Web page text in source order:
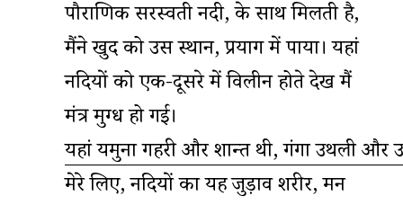
पौराणिक सरस्वती नदी, के साथ मिलती है,
मैंने खुद को उस स्थान, प्रयाग में पाया। यहां
नदियों को एक-दूसरे में विलीन होते देख मैं
मंत्र मुग्ध हो गई।
यहां यमुना गहरी और शान्त थी, गंगा उथली और
मेरे लिए, नदियों का यह जुड़ाव शरीर, मन